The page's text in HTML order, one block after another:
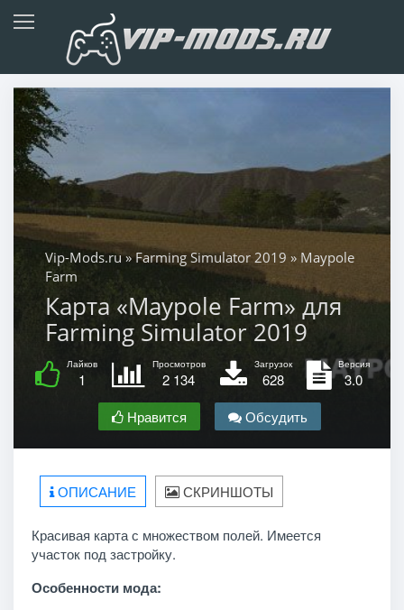
Vip-Mods.ru»Farming Simulator 2019 » Maypole
Farm
Карта «Maypole Farm» для
Farming Simulator 2019
Лайков
1
Просмотров
2 134
Загрузок
628
Версия
3.0
Нравится
Обсудить
ОПИСАНИЕ СКРИНШОТЫ
Красивая карта с множеством полей. Имеется
участок под застройку.
Особенности мода: